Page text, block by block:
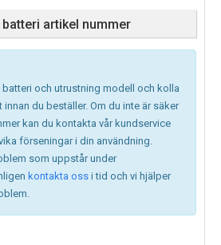
batteri artikel nummer
och utrustning modell och kolla
du beställer. Om du inte är säker
kan du kontakta vår kundservice
förseningar i din användning.
som uppstår under
kontakta oss i tid och vi hjälper